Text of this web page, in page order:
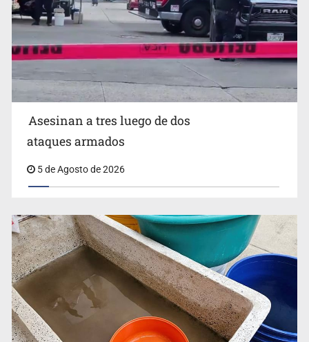
Mujer resulta lesionada tras ataque de pitbull en
Zapopan
Buscan reformar Ley de Salud en Jalisco para emitir
alertas sanitarias por mala calidad del agua
Asesinan a tres luego de dos
ataques armados
5 de Agosto de 2026